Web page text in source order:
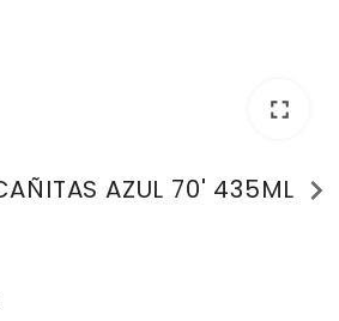
fullscreen
AZUL 70' 435ML chevron_right